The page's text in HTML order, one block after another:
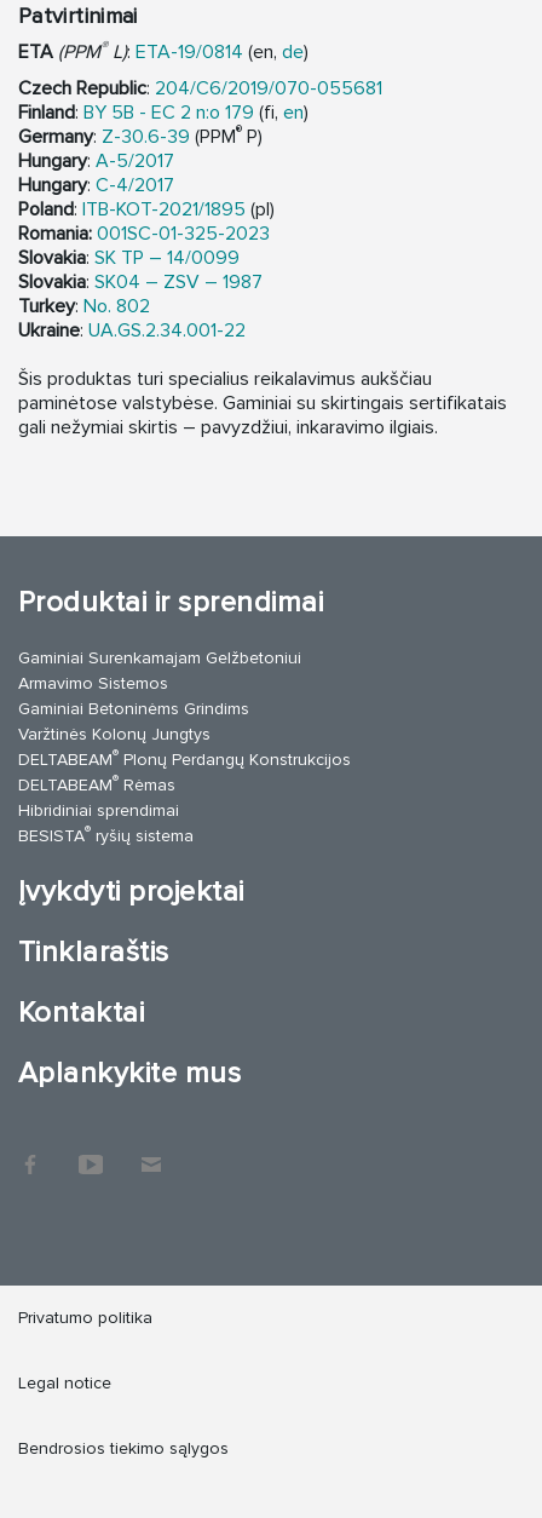
Patvirtinimai
ETA (PPM®L): ETA-19/0814 (en, de)
Czech Republic: 204/C6/2019/070-055681
Finland: BY 5B - EC 2 n:o 179 (fi, en)
Germany: Z-30.6-39 (PPM® P)
Hungary: A-5/2017
Hungary: C-4/2017
Poland: ITB-KOT-2021/1895 (pl)
Romania: 001SC-01-325-2023
Slovakia: SK TP – 14/0099
Slovakia: SK04 – ZSV – 1987
Turkey: No. 802
Ukraine: UA.GS.2.34.001-22
Šis produktas turi specialius reikalavimus aukščiau
paminėtose valstybėse. Gaminiai su skirtingais sertifikatais
gali nežymiai skirtis – pavyzdžiui, inkaravimo ilgiais.
Produktai ir sprendimai
Gaminiai Surenkamajam Gelžbetoniui
Armavimo Sistemos
Gaminiai Betoninėms Grindims
Varžtinės Kolonų Jungtys
DELTABEAM® Plonų Perdangų Konstrukcijos
DELTABEAM® Rėmas
Hibridiniai sprendimai
BESISTA® ryšių sistema
Įvykdyti projektai
Tinklaraštis
Kontaktai
Aplankykite mus
Privatumo politika
Legal notice
Bendrosios tiekimo sąlygos